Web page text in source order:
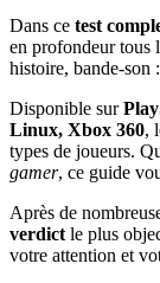
Dans ce test
en profondeur tous
histoire, bande-son
Disponible sur
Linux, Xbox 360,
types de joueurs.
gamer, ce guide
Après de
verdict le plus
votre attention et